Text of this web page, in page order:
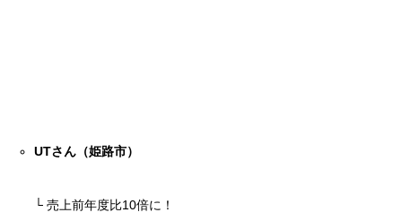
UTさん（姫路市）
└ 売上前年度比10倍に！